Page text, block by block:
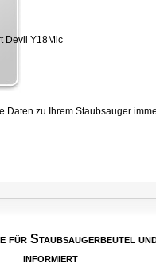
Daten zu Ihrem Staubsauger
für Staubsaugerbeutel
informiert